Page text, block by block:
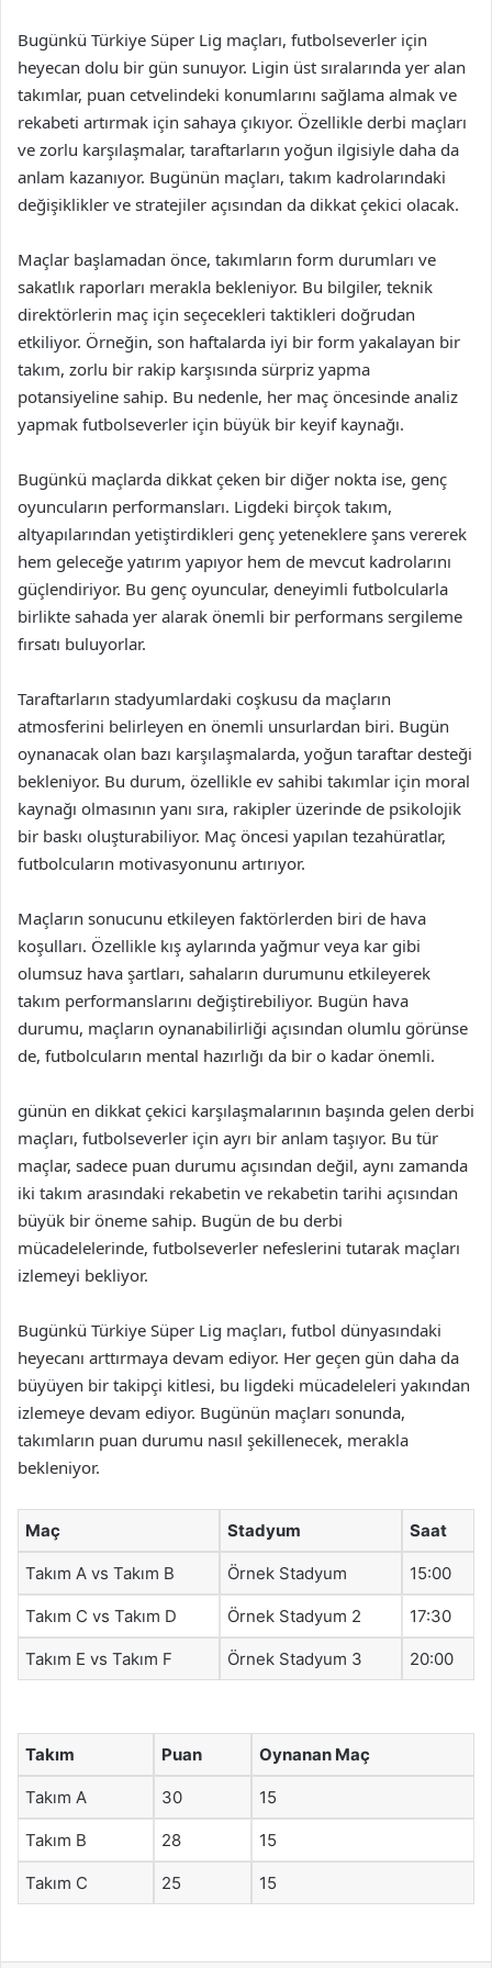
Bugünkü Türkiye Süper Lig maçları, futbolseverler için
heyecan dolu bir gün sunuyor. Ligin üst sıralarında yer alan
takımlar, puan cetvelindeki konumlarını sağlama almak ve
rekabeti artırmak için sahaya çıkıyor. Özellikle derbi maçları
ve zorlu karşılaşmalar, taraftarların yoğun ilgisiyle daha da
anlam kazanıyor. Bugünün maçları, takım kadrolarındaki
değişiklikler ve stratejiler açısından da dikkat çekici olacak.
Maçlar başlamadan önce, takımların form durumları ve
sakatlık raporları merakla bekleniyor. Bu bilgiler, teknik
direktörlerin maç için seçecekleri taktikleri doğrudan
etkiliyor. Örneğin, son haftalarda iyi bir form yakalayan bir
takım, zorlu bir rakip karşısında sürpriz yapma
potansiyeline sahip. Bu nedenle, her maç öncesinde analiz
yapmak futbolseverler için büyük bir keyif kaynağı.
Bugünkü maçlarda dikkat çeken bir diğer nokta ise, genç
oyuncuların performansları. Ligdeki birçok takım,
altyapılarından yetiştirdikleri genç yeteneklere şans vererek
hem geleceğe yatırım yapıyor hem de mevcut kadrolarını
güçlendiriyor. Bu genç oyuncular, deneyimli futbolcularla
birlikte sahada yer alarak önemli bir performans sergileme
fırsatı buluyorlar.
Taraftarların stadyumlardaki coşkusu da maçların
atmosferini belirleyen en önemli unsurlardan biri. Bugün
oynanacak olan bazı karşılaşmalarda, yoğun taraftar desteği
bekleniyor. Bu durum, özellikle ev sahibi takımlar için moral
kaynağı olmasının yanı sıra, rakipler üzerinde de psikolojik
bir baskı oluşturabiliyor. Maç öncesi yapılan tezahüratlar,
futbolcuların motivasyonunu artırıyor.
Maçların sonucunu etkileyen faktörlerden biri de hava
koşulları. Özellikle kış aylarında yağmur veya kar gibi
olumsuz hava şartları, sahaların durumunu etkileyerek
takım performanslarını değiştirebiliyor. Bugün hava
durumu, maçların oynanabilirliği açısından olumlu görünse
de, futbolcuların mental hazırlığı da bir o kadar önemli.
günün en dikkat çekici karşılaşmalarının başında gelen derbi
maçları, futbolseverler için ayrı bir anlam taşıyor. Bu tür
maçlar, sadece puan durumu açısından değil, aynı zamanda
iki takım arasındaki rekabetin ve rekabetin tarihi açısından
büyük bir öneme sahip. Bugün de bu derbi
mücadelelerinde, futbolseverler nefeslerini tutarak maçları
izlemeyi bekliyor.
Bugünkü Türkiye Süper Lig maçları, futbol dünyasındaki
heyecanı arttırmaya devam ediyor. Her geçen gün daha da
büyüyen bir takipçi kitlesi, bu ligdeki mücadeleleri yakından
izlemeye devam ediyor. Bugünün maçları sonunda,
takımların puan durumu nasıl şekillenecek, merakla
bekleniyor.
Maç Stadyum Saat
Takım A vs Takım B Örnek Stadyum 15:00
Takım C vs Takım D Örnek Stadyum 2 17:30
Takım E vs Takım F Örnek Stadyum 3 20:00
Takım Puan Oynanan Maç
Takım A 30 15
Takım B 28 15
Takım C 25 15